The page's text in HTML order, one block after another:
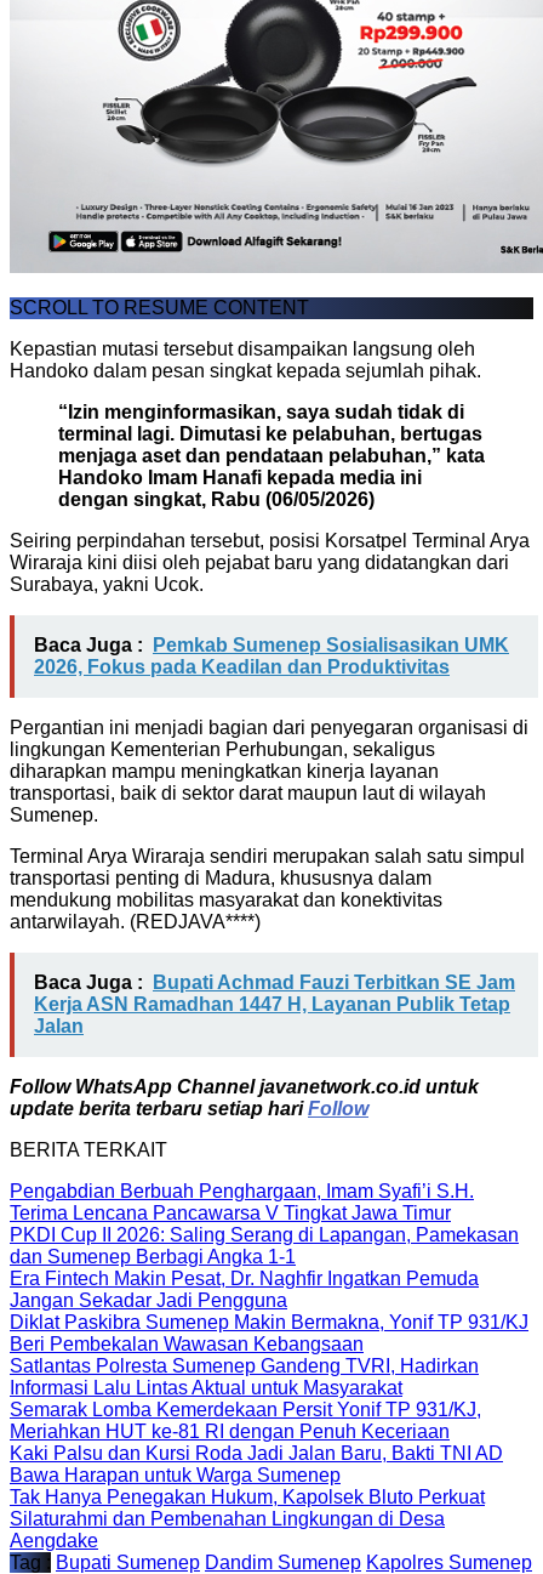
SCROLL TO RESUME CONTENT
Kepastian mutasi tersebut disampaikan langsung oleh
Handoko dalam pesan singkat kepada sejumlah pihak.
“Izin menginformasikan, saya sudah tidak di
terminal lagi. Dimutasi ke pelabuhan, bertugas
menjaga aset dan pendataan pelabuhan,” kata
Handoko Imam Hanafi kepada media ini
dengan singkat, Rabu (06/05/2026)
Seiring perpindahan tersebut, posisi Korsatpel Terminal Arya
Wiraraja kini diisi oleh pejabat baru yang didatangkan dari
Surabaya, yakni Ucok.
Baca Juga :
Pemkab Sumenep Sosialisasikan UMK
2026, Fokus pada Keadilan dan Produktivitas
Pergantian ini menjadi bagian dari penyegaran organisasi di
lingkungan Kementerian Perhubungan, sekaligus
diharapkan mampu meningkatkan kinerja layanan
transportasi, baik di sektor darat maupun laut di wilayah
Sumenep.
Terminal Arya Wiraraja sendiri merupakan salah satu simpul
transportasi penting di Madura, khususnya dalam
mendukung mobilitas masyarakat dan konektivitas
antarwilayah. (REDJAVA****)
Baca Juga :
Bupati Achmad Fauzi Terbitkan SE Jam
Kerja ASN Ramadhan 1447 H, Layanan Publik Tetap
Jalan
Follow WhatsApp Channel javanetwork.co.id untuk
update berita terbaru setiap hariFollow
BERITA TERKAIT
Pengabdian Berbuah Penghargaan, Imam Syafi’i S.H.
Terima Lencana Pancawarsa V Tingkat Jawa Timur
PKDI Cup II 2026: Saling Serang di Lapangan, Pamekasan
dan Sumenep Berbagi Angka 1-1
Era Fintech Makin Pesat, Dr. Naghfir Ingatkan Pemuda
Jangan Sekadar Jadi Pengguna
Diklat Paskibra Sumenep Makin Bermakna, Yonif TP 931/KJ
Beri Pembekalan Wawasan Kebangsaan
Satlantas Polresta Sumenep Gandeng TVRI, Hadirkan
Informasi Lalu Lintas Aktual untuk Masyarakat
Semarak Lomba Kemerdekaan Persit Yonif TP 931/KJ,
Meriahkan HUT ke-81 RI dengan Penuh Keceriaan
Kaki Palsu dan Kursi Roda Jadi Jalan Baru, Bakti TNI AD
Bawa Harapan untuk Warga Sumenep
Tak Hanya Penegakan Hukum, Kapolsek Bluto Perkuat
Silaturahmi dan Pembenahan Lingkungan di Desa
Aengdake
Tag : Bupati Sumenep Dandim Sumenep Kapolres Sumenep